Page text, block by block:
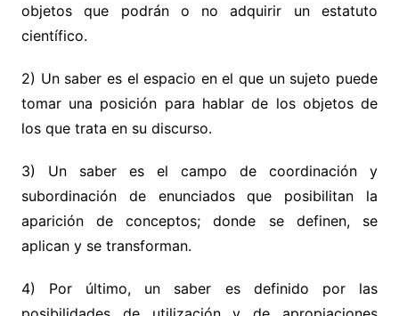
objetos que podrán o no adquirir un estatuto
científico.
2) Un saber es el espacio en el que un sujeto puede
tomar una posición para hablar de los objetos de
los que trata en su discurso.
3) Un saber es el campo de coordinación y
subordinación de enunciados que posibilitan la
aparición de conceptos; donde se definen, se
aplican y se transforman.
4) Por último, un saber es definido por las